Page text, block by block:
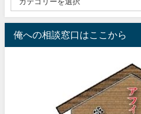
俺への相談窓口はここから